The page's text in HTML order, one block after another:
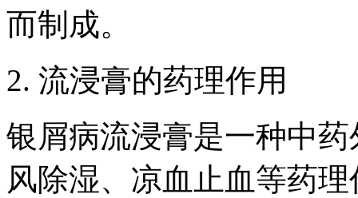
而制成。
2. 流浸膏的药理作用
银屑病流浸膏是一种中
风除湿、凉血止血等药